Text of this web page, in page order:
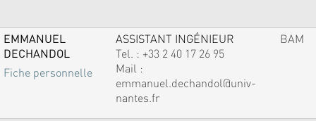
EMMANUEL
DECHANDOL
Fiche personnelle
ASSISTANT INGÉNIEUR
Tel. : +33 2 40 17 26 95
Mail :
emmanuel.dechandol@univ-
nantes.fr
BAM